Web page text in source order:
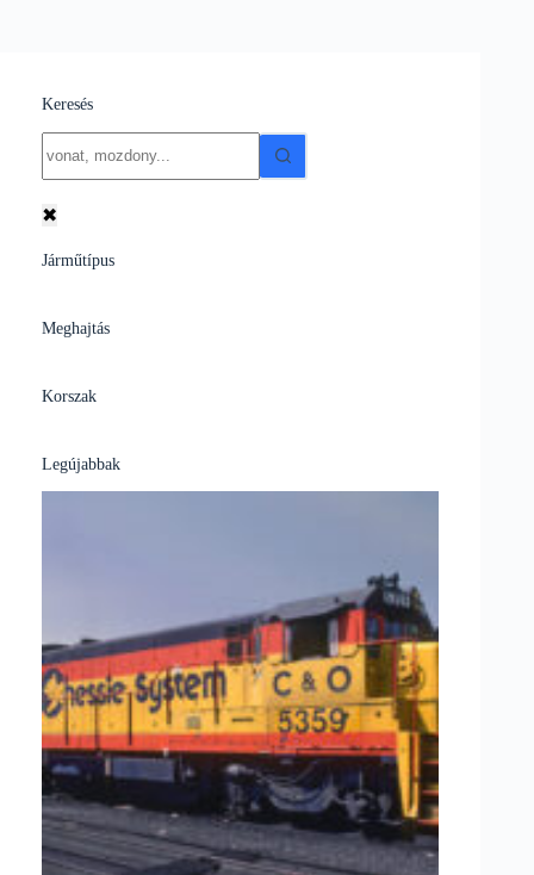
Keresés
results
✖
Járműtípus
Meghajtás
Korszak
Legújabbak